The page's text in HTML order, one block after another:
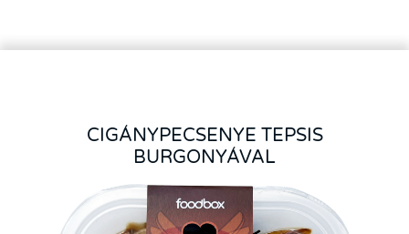
CIGÁNYPECSENYE TEPSIS
BURGONYÁVAL